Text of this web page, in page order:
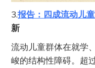
3.报告：四成流动儿
新
流动儿童群体在就学
峻的结构性障碍。超